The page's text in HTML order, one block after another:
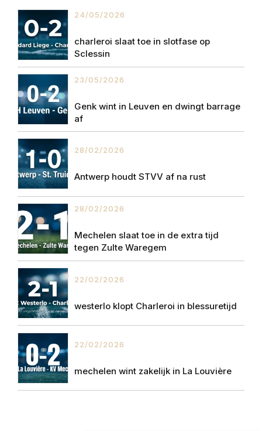
24/05/2026
charleroi slaat toe in slotfase op
Sclessin
23/05/2026
Genk wint in Leuven en dwingt barrage
af
28/02/2026
Antwerp houdt STVV af na rust
28/02/2026
Mechelen slaat toe in de extra tijd
tegen Zulte Waregem
22/02/2026
westerlo klopt Charleroi in blessuretijd
22/02/2026
mechelen wint zakelijk in La Louvière